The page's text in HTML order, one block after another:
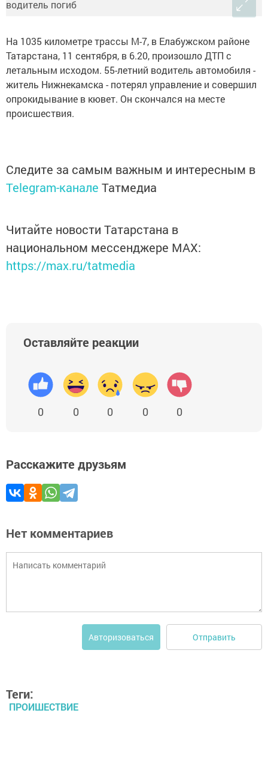
На 1035 километре трассы М-7, в Елабужском районе
Татарстана, 11 сентября, в 6.20, произошло ДТП с
летальным исходом. 55-летний водитель автомобиля -
житель Нижнекамска - потерял управление и совершил
опрокидывание в кювет. Он скончался на месте
происшествия.
Следите за самым важным и интересным в
Telegram-канале Татмедиа
Читайте новости Татарстана в
национальном мессенджере MАХ:
https://max.ru/tatmedia
Оставляйте реакции
0 0 0 0 0
Расскажите друзьям
Нет комментариев
Авторизоваться Отправить
Теги:
ПРОИШЕСТВИЕ